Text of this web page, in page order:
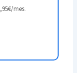
mes.